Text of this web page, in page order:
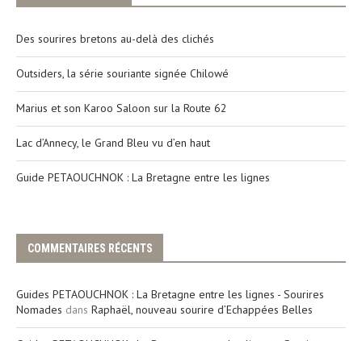
Des sourires bretons au-delà des clichés
Outsiders, la série souriante signée Chilowé
Marius et son Karoo Saloon sur la Route 62
Lac d’Annecy, le Grand Bleu vu d’en haut
Guide PETAOUCHNOK : La Bretagne entre les lignes
COMMENTAIRES RÉCENTS
Guides PETAOUCHNOK : La Bretagne entre les lignes - Sourires
Nomades dans Raphaël, nouveau sourire d’Echappées Belles